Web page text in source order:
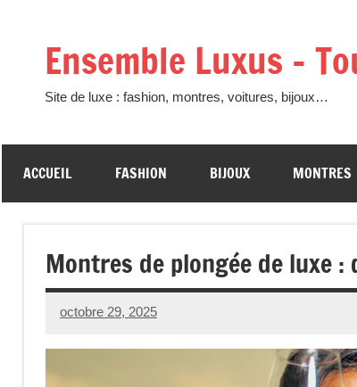
Ensemble Luxus –
Site de luxe : fashion, montres, voitures, bijoux…
ACCUEIL FASHION BIJOUX MONTRES
Montres de plongée de luxe
octobre 29, 2025
Raoul
Chalamet